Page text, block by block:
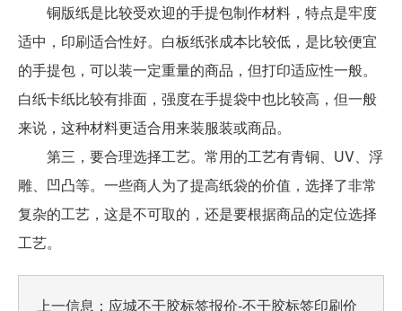
铜版纸是比较受欢迎的手提包制作材料，特点是牢度
适中，印刷适合性好。白板纸张成本比较低，是比较便宜
的手提包，可以装一定重量的商品，但打印适应性一般。
白纸卡纸比较有排面，强度在手提袋中也比较高，但一般
来说，这种材料更适合用来装服装或商品。
第三，要合理选择工艺。常用的工艺有青铜、UV、浮
雕、凹凸等。一些商人为了提高纸袋的价值，选择了非常
复杂的工艺，这是不可取的，还是要根据商品的定位选择
工艺。
上一信息： 应城不干胶标签报价-不干胶标签印刷价